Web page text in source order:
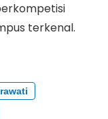
terkenal.